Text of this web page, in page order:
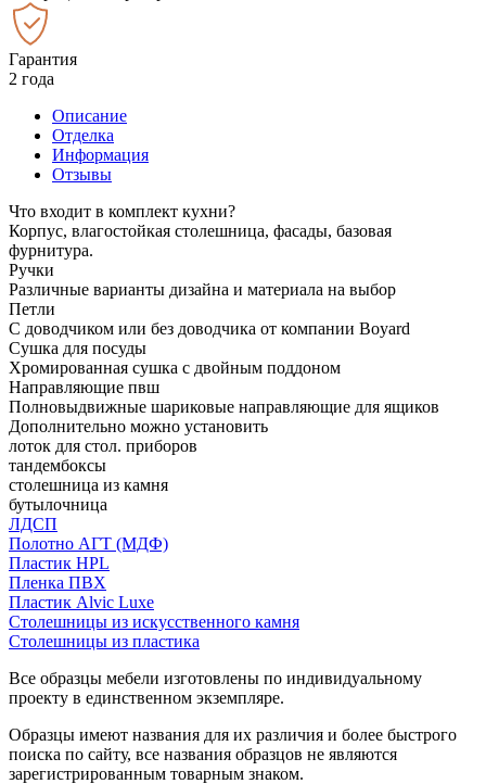
Гарантия
2 года
Описание
Отделка
Информация
Отзывы
Что входит в комплект кухни?
Корпус, влагостойкая столешница, фасады, базовая
фурнитура.
Ручки
Различные варианты дизайна и материала на выбор
Петли
С доводчиком или без доводчика от компании Boyard
Сушка для посуды
Хромированная сушка с двойным поддоном
Направляющие пвш
Полновыдвижные шариковые направляющие для ящиков
Дополнительно можно установить
лоток для стол. приборов
тандембоксы
столешница из камня
бутылочница
ЛДСП
Полотно АГТ (МДФ)
Пластик HPL
Пленка ПВХ
Пластик Alvic Luxe
Столешницы из искусственного камня
Столешницы из пластика
Все образцы мебели изготовлены по индивидуальному
проекту в единственном экземпляре.
Образцы имеют названия для их различия и более быстрого
поиска по сайту, все названия образцов не являются
зарегистрированным товарным знаком.